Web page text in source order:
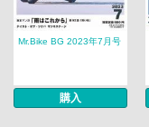
Mr.Bike BG 2023年7月号
購入